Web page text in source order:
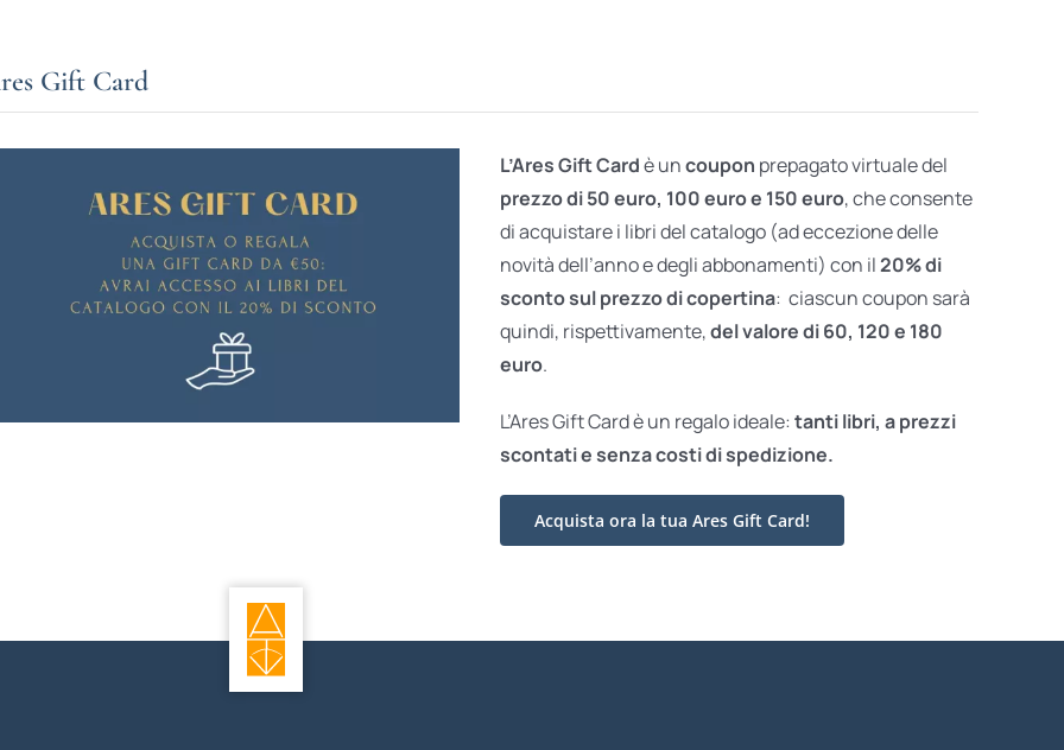
Gift Card
L’Ares Gift Cardè uncoupon prepagato virtuale del
prezzo di 50 euro, 100 euro e 150 euro, che consente
di acquistare i libri del catalogo (ad eccezione delle
novità dell’anno e degli abbonamenti) con il20% di
sconto sul prezzo di copertina: ciascun coupon sarà
quindi, rispettivamente,del valore di 60, 120 e 180
euro.
L’Ares Gift Card è un regalo ideale: tanti libri, a prezzi
scontati esenza costi di spedizione.
Acquista ora la tua Ares Gift Card!